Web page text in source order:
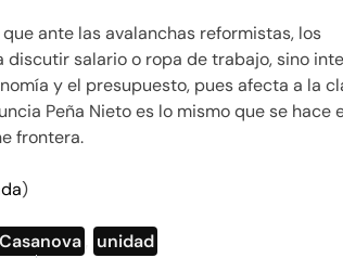
ante las avalanchas reformistas, los
salario o ropa de trabajo, sino
y el presupuesto, pues afecta a la
Peña Nieto es lo mismo que se hace
frontera.
)
unidad